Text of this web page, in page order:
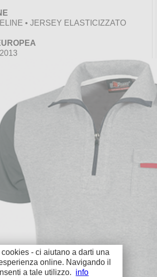
• JERSEY ELASTICIZZATO
- ci aiutano a darti una
online. Navigando il
a tale utilizzo. info